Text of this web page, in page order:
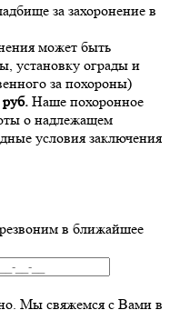
за захоронение в
может быть
установку ограды и
за похороны)
Наше похоронное
о надлежащем
условия заключения
в ближайшее
Мы свяжемся с Вами в